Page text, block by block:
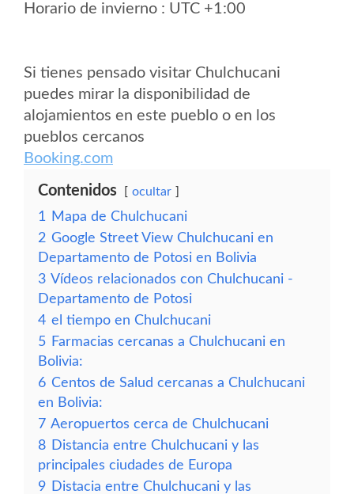
Horario de invierno : UTC +1:00
Si tienes pensado visitar Chulchucani
puedes mirar la disponibilidad de
alojamientos en este pueblo o en los
pueblos cercanos
Booking.com
Contenidos ocultar
1
Mapa de Chulchucani
2 Google Street View Chulchucani en
Departamento de Potosi en Bolivia
3 Vídeos relacionados con Chulchucani -
Departamento de Potosi
4 el tiempo en Chulchucani
5 Farmacias cercanas a Chulchucani en
Bolivia:
6 Centos de Salud cercanas a Chulchucani
en Bolivia:
7 Aeropuertos cerca de Chulchucani
8 Distancia entre Chulchucani y las
principales ciudades de Europa
9 Distacia entre Chulchucani y las